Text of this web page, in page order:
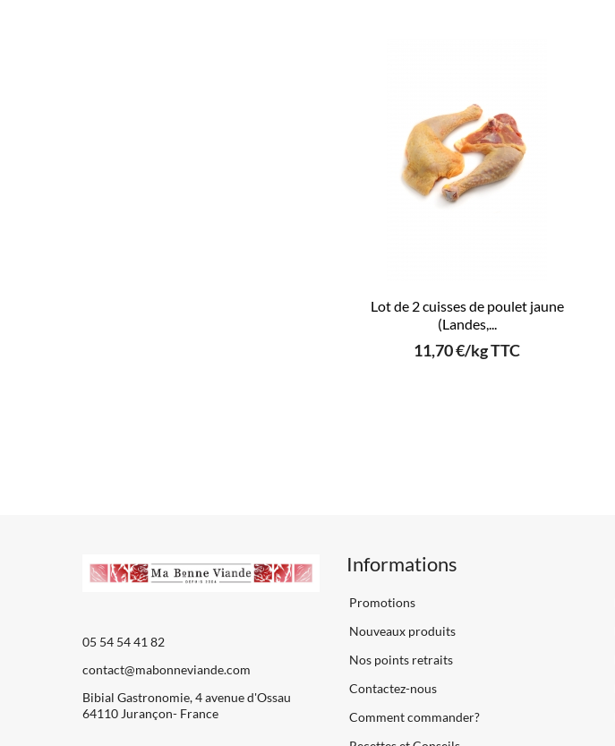
Lot de 2 cuisses de poulet jaune
(Landes,...
11,70 €/kg TTC
05 54 54 41 82
contact@mabonneviande.com
Bibial Gastronomie, 4 avenue d'Ossau
64110 Jurançon- France
Informations
Promotions
Nouveaux produits
Nos points retraits
Contactez-nous
Comment commander?